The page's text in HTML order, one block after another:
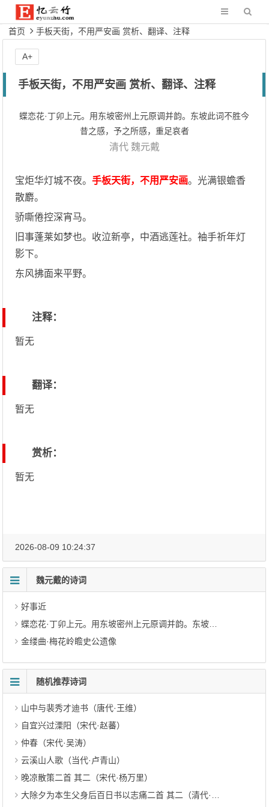
首页 手板天街，不用严安画 赏析、翻译、注释
手板天街，不用严安画 赏析、翻译、注释
蝶恋花·丁卯上元。用东坡密州上元原调并韵。东坡此词不胜今
昔之感，予之所感，重足哀者
清代 魏元戴
宝炬华灯城不夜。手板天街，不用严安画。光满银蟾香
散麝。
骄嘶倦控深宵马。
旧事蓬莱如梦也。收泣新亭，中酒逃莲社。袖手祈年灯
影下。
东风拂面来平野。
注释：
暂无
翻译：
暂无
赏析：
暂无
A+
2026-08-09 10:24:37
魏元戴的诗词
好事近
蝶恋花·丁卯上元。用东坡密州上元原调并韵。东坡此词不胜今昔之感，予之所感，重足哀者
金缕曲·梅花岭瞻史公遗像
随机推荐诗词
山中与裴秀才迪书（唐代·王维）
自宜兴过溧阳（宋代·赵蕃）
仲春（宋代·吴涛）
云溪山人歌（当代·卢青山）
晚凉散策二首 其二（宋代·杨万里）
大除夕为本生父身后百日书以志痛二首 其二（清代·曹家达）